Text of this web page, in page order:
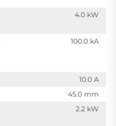
4.0 kW
100.0 kA
10.0 A
45.0 mm
2.2 kW